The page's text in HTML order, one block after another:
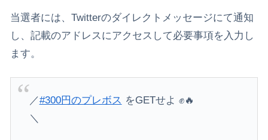
当選者には、Twitterのダイレクトメッセージにて通知
し、記載のアドレスにアクセスして必要事項を入力し
ます。
／#300円のプレボス をGETせよ ✊🔥
＼